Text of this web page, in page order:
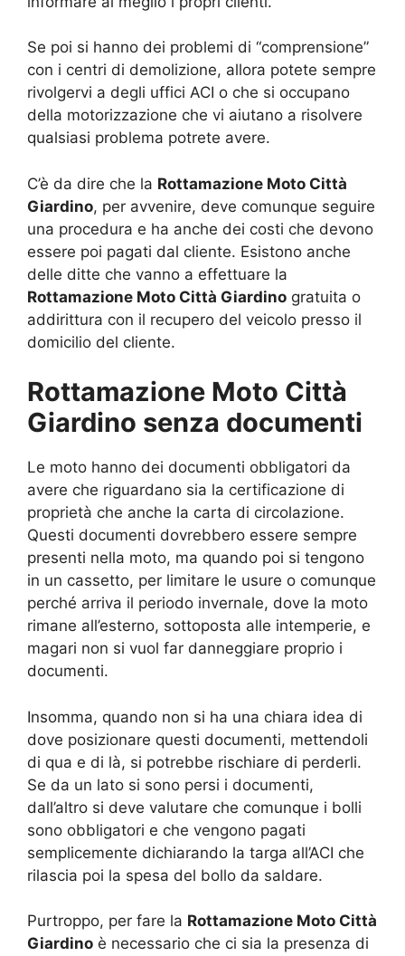
Se poi si hanno dei problemi di “comprensione”
con i centri di demolizione, allora potete sempre
rivolgervi a degli uffici ACI o che si occupano
della motorizzazione che vi aiutano a risolvere
qualsiasi problema potrete avere.
C’è da dire che la Rottamazione Moto Città
Giardino, per avvenire, deve comunque seguire
una procedura e ha anche dei costi che devono
essere poi pagati dal cliente. Esistono anche
delle ditte che vanno a effettuare la
Rottamazione Moto Città Giardino gratuita o
addirittura con il recupero del veicolo presso il
domicilio del cliente.
Rottamazione Moto Città
Giardino senza documenti
Le moto hanno dei documenti obbligatori da
avere che riguardano sia la certificazione di
proprietà che anche la carta di circolazione.
Questi documenti dovrebbero essere sempre
presenti nella moto, ma quando poi si tengono
in un cassetto, per limitare le usure o comunque
perché arriva il periodo invernale, dove la moto
rimane all’esterno, sottoposta alle intemperie, e
magari non si vuol far danneggiare proprio i
documenti.
Insomma, quando non si ha una chiara idea di
dove posizionare questi documenti, mettendoli
di qua e di là, si potrebbe rischiare di perderli.
Se da un lato si sono persi i documenti,
dall’altro si deve valutare che comunque i bolli
sono obbligatori e che vengono pagati
semplicemente dichiarando la targa all’ACI che
rilascia poi la spesa del bollo da saldare.
Purtroppo, per fare la Rottamazione Moto Città
Giardino è necessario che ci sia la presenza di